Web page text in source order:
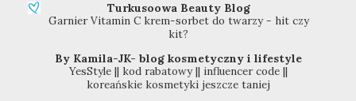
Turkusoowa Beauty Blog
Garnier Vitamin C krem-sorbet do twarzy - hit czy
kit?
By Kamila-JK- blog kosmetyczny i lifestyle
YesStyle || kod rabatowy || influencer code ||
koreańskie kosmetyki jeszcze taniej